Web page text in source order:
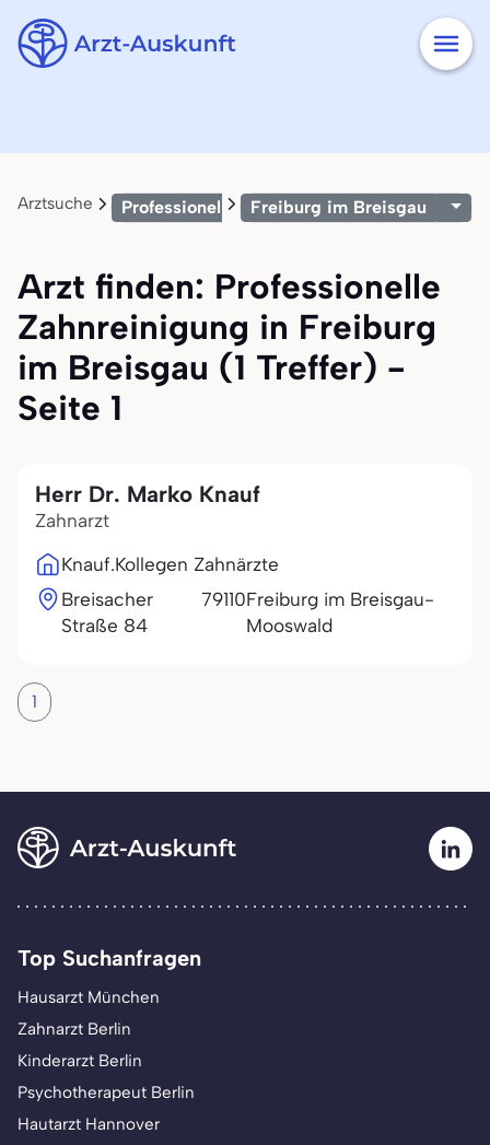
Arztsuche Professionelle Zahnreinigung
Freiburg im Breisgau
Arzt finden: Professionelle
Zahnreinigung in Freiburg
im Breisgau (1 Treffer) -
Seite 1
Herr Dr. Marko Knauf
Zahnarzt
Knauf.Kollegen Zahnärzte
Breisacher
Straße 84
79110Freiburg im Breisgau-
Mooswald
1
Top Suchanfragen
Hausarzt München
Zahnarzt Berlin
Kinderarzt Berlin
Psychotherapeut Berlin
Hautarzt Hannover